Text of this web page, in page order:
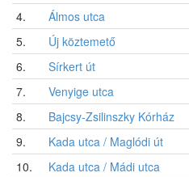
4.
Álmos utca
5.
Új köztemető
6.
Sírkert út
7.
Venyige utca
8.
Bajcsy-Zsilinszky Kórház
9.
Kada utca / Maglódi út
10.
Kada utca / Mádi utca